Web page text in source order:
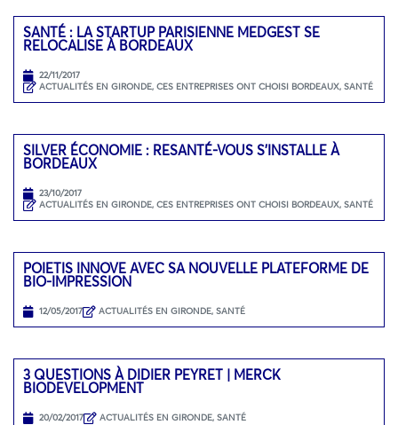
SANTÉ : LA STARTUP PARISIENNE MEDGEST SE
RELOCALISE À BORDEAUX
22/11/2017
ACTUALITÉS EN GIRONDE, CES ENTREPRISES ONT CHOISI BORDEAUX, SANTÉ
SILVER ÉCONOMIE : RESANTÉ-VOUS S’INSTALLE À
BORDEAUX
23/10/2017
ACTUALITÉS EN GIRONDE, CES ENTREPRISES ONT CHOISI BORDEAUX, SANTÉ
POIETIS INNOVE AVEC SA NOUVELLE PLATEFORME DE
BIO-IMPRESSION
12/05/2017 ACTUALITÉS EN GIRONDE, SANTÉ
3 QUESTIONS À DIDIER PEYRET | MERCK
BIODEVELOPMENT
20/02/2017 ACTUALITÉS EN GIRONDE, SANTÉ